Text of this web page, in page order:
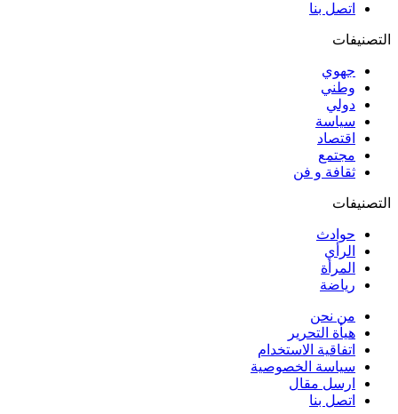
اتصل بنا
التصنيفات
جهوي
وطني
دولي
سياسة
اقتصاد
مجتمع
ثقافة و فن
التصنيفات
حوادث
الرأي
المرأة
رياضة
من نحن
هيأة التحرير
اتفاقية الاستخدام
سياسة الخصوصية
ارسل مقال
اتصل بنا